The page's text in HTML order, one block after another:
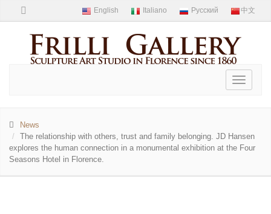
Toggle
News
The relationship with others, trust and family belonging. JD Hansen
explores the human connection in a monumental exhibition at the Four
Seasons Hotel in Florence.